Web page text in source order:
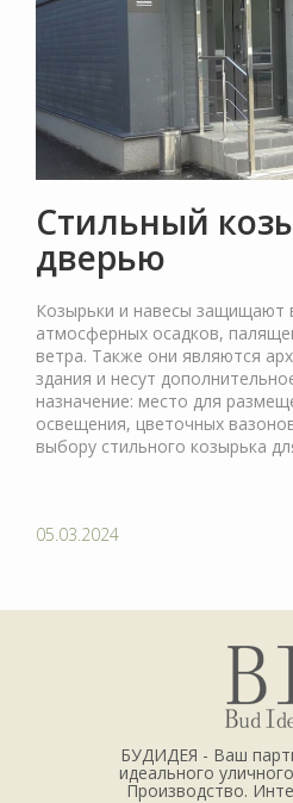
Cтильный
дверью
Козырьки и навесы защищают
атмосферных осадков,
ветра. Также они являются
здания и несут
назначение: место для
освещения, цветочных
выбору стильного козырька
05.03.2024
БУДИДЕЯ - Ваш
идеального
Производство.